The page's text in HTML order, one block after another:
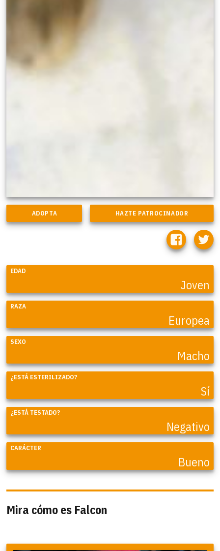
EDAD
Joven
RAZA
Europea
SEXO
Macho
¿ESTÁ ESTERILIZADO?
Sí
¿ESTÁ TESTADO?
Negativo
CARÁCTER
Bueno
Mira cómo es Falcon